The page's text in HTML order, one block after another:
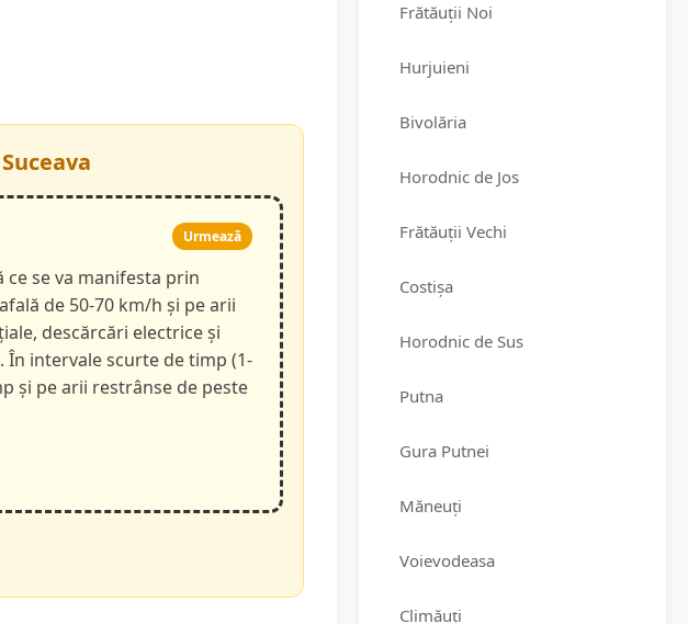
Urmează
se va manifesta prin
de 50-70 km/h și pe arii
descărcări electrice și
În intervale scurte de timp (1-
și pe arii restrânse de peste
Frătăuții Noi
Hurjuieni
Bivolăria
Horodnic de Jos
Frătăuții Vechi
Costișa
Horodnic de Sus
Putna
Gura Putnei
Măneuți
Voievodeasa
Climăuți